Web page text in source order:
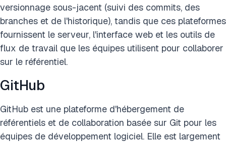
versionnage sous-jacent (suivi des commits, des
branches et de l'historique), tandis que ces plateformes
fournissent le serveur, l'interface web et les outils de
flux de travail que les équipes utilisent pour collaborer
sur le référentiel.
GitHub
GitHub est une plateforme d'hébergement de
référentiels et de collaboration basée sur Git pour les
équipes de développement logiciel. Elle est largement